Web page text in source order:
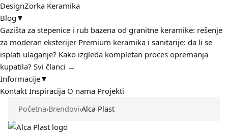
DesignZorka Keramika
Blog ▼
Gazišta za stepenice i rub bazena od granitne keramike: rešenje
za moderan eksterijer Premium keramika i sanitarije: da li se
isplati ulaganje? Kako izgleda kompletan proces opremanja
kupatila? Svi članci →
Informacije▼
Kontakt Inspiracija O nama Projekti
Početna›Brendovi›Alca Plast